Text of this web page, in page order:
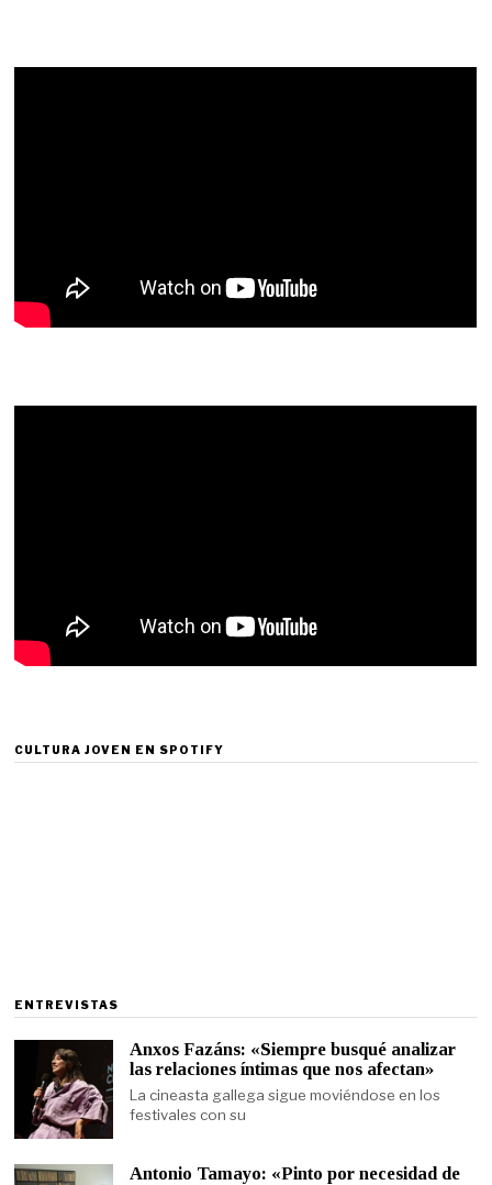
CULTURA JOVEN EN SPOTIFY
ENTREVISTAS
Anxos Fazáns: «Siempre busqué analizar
las relaciones íntimas que nos afectan»
La cineasta gallega sigue moviéndose en los
festivales con su
Antonio Tamayo: «Pinto por necesidad de